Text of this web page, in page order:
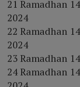
21 Ramadhan
2024
22 Ramadhan
2024
23 Ramadhan
24 Ramadhan